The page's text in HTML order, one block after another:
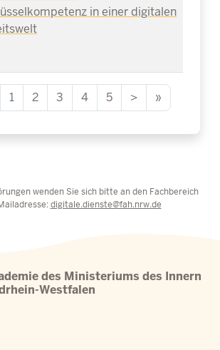
in einer digitalen
1 2 3 4 5 > »
wenden Sie sich bitte an den Fachbereich
digitale.dienste@fah.nrw.de
des Ministeriums des Innern
Westfalen